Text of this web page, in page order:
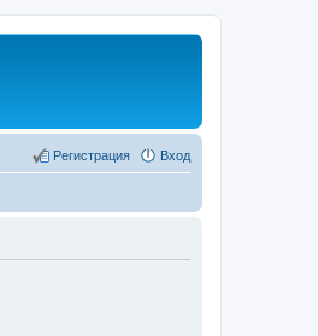
Вход
Регистрация